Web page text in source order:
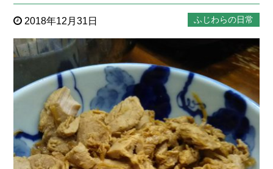
2018年12月31日 ふじわらの日常